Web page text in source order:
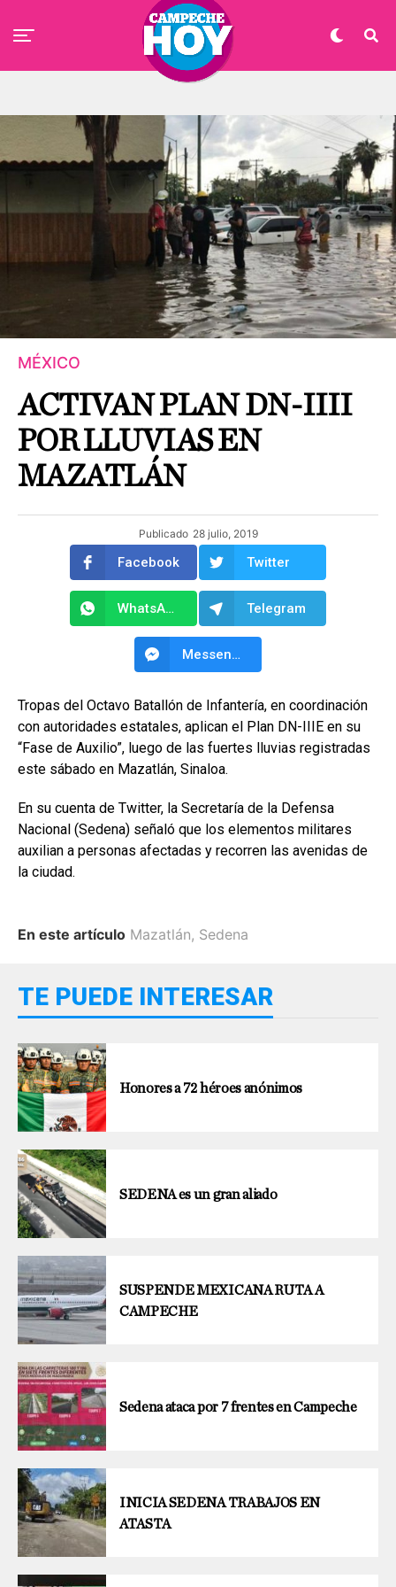
MÉXICO
ACTIVAN PLAN DN-IIII
POR LLUVIAS EN
MAZATLÁN
Publicado 28 julio, 2019
Facebook Twitter
WhatsApp Telegram
Messenger
Tropas del Octavo Batallón de Infantería, en coordinación
con autoridades estatales, aplican el Plan DN-IIIE en su
“Fase de Auxilio”, luego de las fuertes lluvias registradas
este sábado en Mazatlán, Sinaloa.
En su cuenta de Twitter, la Secretaría de la Defensa
Nacional (Sedena) señaló que los elementos militares
auxilian a personas afectadas y recorren las avenidas de
la ciudad.
En este artículo Mazatlán, Sedena
TE PUEDE INTERESAR
Honores a 72 héroes anónimos
SEDENA es un gran aliado
SUSPENDE MEXICANA RUTA A
CAMPECHE
Sedena ataca por 7 frentes en Campeche
INICIA SEDENA TRABAJOS EN
ATASTA